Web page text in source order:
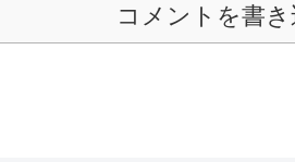
コメントを書き